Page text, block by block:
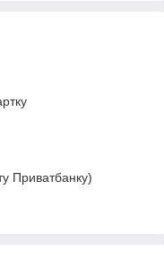
Приватбанку)